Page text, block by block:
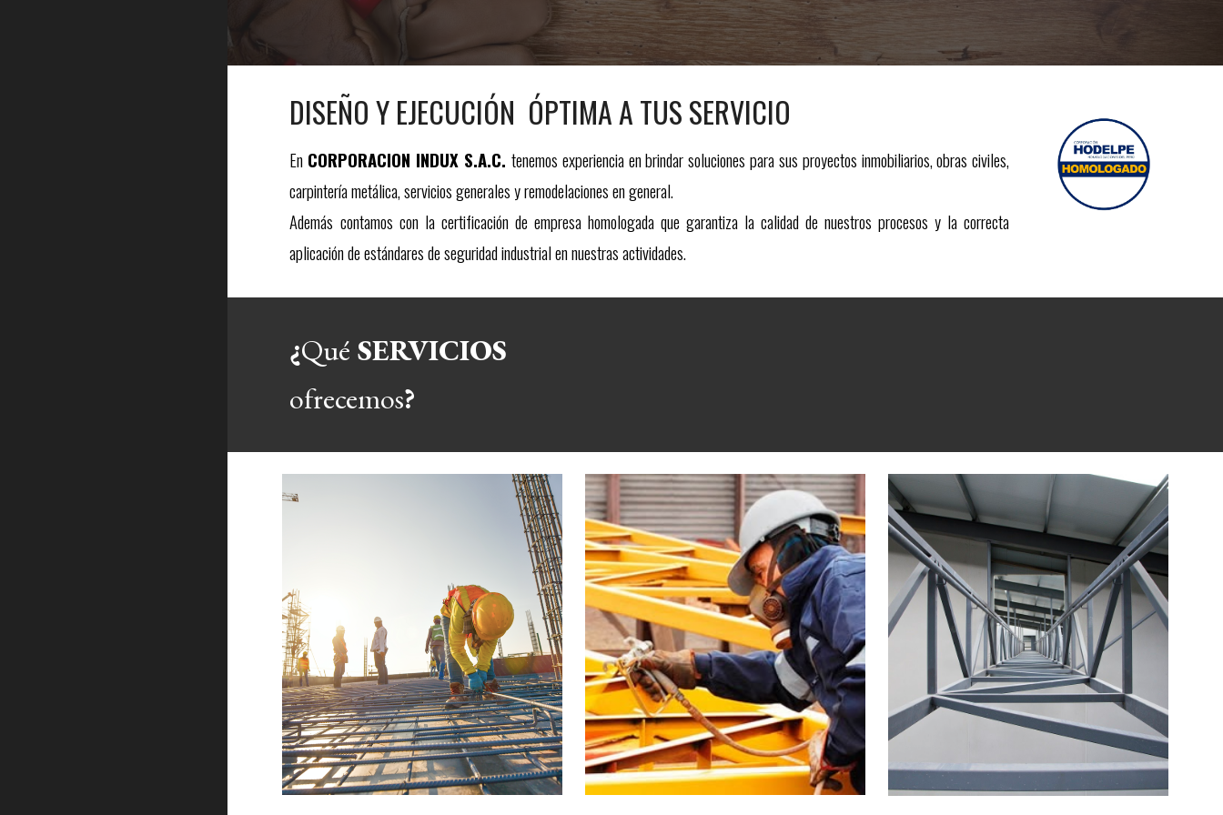
DISEÑO Y EJECUCIÓN  ÓPTIMA A TUS SERVICIO
En CORPORACION INDUX S.A.C. tenemos experienciaenbrindar soluciones para sus proyectos inmobiliarios, obras civiles,
carpintería metálica, servicios generales y remodelaciones en general.
Además contamos con la certificación de empresa homologada que garantiza la calidad de nuestros procesos y la correcta
aplicación de estándares de seguridad industrial en nuestras actividades.
¿Qué
ofrecemos?